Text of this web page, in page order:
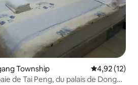
Township Évaluation
4,92 (12)
de Tai Peng, du palais de Dong